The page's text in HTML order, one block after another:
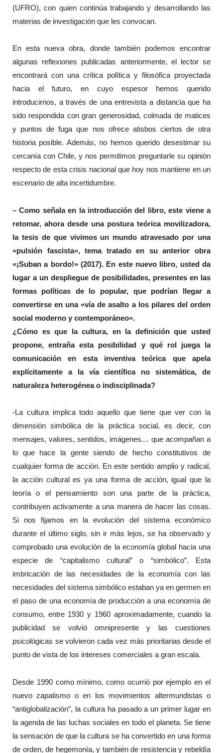
(UFRO), con quien continúa trabajando y desarrollando las
materias de investigación que les convocan.
En esta nueva obra, donde también podemos encontrar
algunas reflexiones publicadas anteriormente, el lector se
encontrará con una crítica política y filosófica proyectada
hacia el futuro, en cuyo espesor hemos querido
introducirnos, a través de una entrevista a distancia que ha
sido respondida con gran generosidad, colmada de matices
y puntos de fuga que nos ofrece atisbos ciertos de otra
historia posible. Además, no hemos querido desestimar su
cercanía con Chile, y nos permitimos preguntarle su opinión
respecto de esta crisis nacional que hoy nos mantiene en un
escenario de alta incertidumbre.
– Como señala en la introducción del libro, este viene a
retomar, ahora desde una postura teórica movilizadora,
la tesis de que vivimos un mundo atravesado por una
«pulsión fascista», tema tratado en su anterior obra
«¡Suban a bordo!» (2017). En este nuevo libro, usted da
lugar a un despliegue de posibilidades, presentes en las
formas políticas de lo popular, que podrían llegar a
convertirse en una «vía de asalto a los pilares del orden
social moderno y contemporáneo».
¿Cómo es que la cultura, en la definición que usted
propone, entraña esta posibilidad y qué rol juega la
comunicación en esta inventiva teórica que apela
explícitamente a la vía científica no sistemática, de
naturaleza heterogénea o indisciplinada?
-La cultura implica todo aquello que tiene que ver con la
dimensión simbólica de la práctica social, es decir, con
mensajes, valores, sentidos, imágenes… que acompañan a
lo que hace la gente siendo de hecho constitutivos de
cualquier forma de acción. En este sentido amplio y radical,
la acción cultural es ya una forma de acción, igual que la
teoría o el pensamiento son una parte de la práctica,
contribuyen activamente a una manera de hacer las cosas.
Si nos fijamos en la evolución del sistema económico
durante el último siglo, sin ir más lejos, se ha observado y
comprobado una evolución de la economía global hacia una
especie de “capitalismo cultural” o “simbólico”. Esta
imbricación de las necesidades de la economía con las
necesidades del sistema simbólico estaban ya en germen en
el paso de una economía de producción a una economía de
consumo, entre 1930 y 1960 aproximadamente, cuando la
publicidad se volvió omnipresente y las cuestiones
psicológicas se volvieron cada vez más prioritarias desde el
punto de vista de los intereses comerciales a gran escala.
Desde 1990 como mínimo, como ocurrió por ejemplo en el
nuevo zapatismo o en los movimientos altermundistas o
“antiglobalización”, la cultura ha pasado a un primer lugar en
la agenda de las luchas sociales en todo el planeta. Se tiene
la sensación de que la cultura se ha convertido en una forma
de orden, de hegemonía, y también de resistencia y rebeldía